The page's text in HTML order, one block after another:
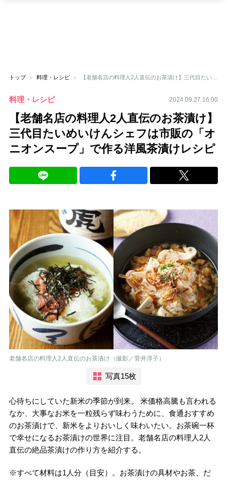
トップ 料理・レシピ 【老舗名店の料理人2人直伝のお茶漬け】三代目たいめいけんシェフは市販の「オニオンスープ」で作る洋風茶漬けレシピ
料理・レシピ 2024.09.27 16:00
【老舗名店の料理人2人直伝のお茶漬け】
三代目たいめいけんシェフは市販の「オ
ニオンスープ」で作る洋風茶漬けレシピ
老舗名店の料理人2人直伝のお茶漬け（撮影／菅井淳子）
写真15枚
心待ちにしていた新米の季節が到来。 米価格高騰も言われる
なか、大事なお米を一粒残らず味わうために、食通おすすめ
のお茶漬けで、新米をよりおいしく味わいたい。お茶碗一杯
で幸せになるお茶漬けの世界に注目。老舗名店の料理人2人
直伝の絶品茶漬けの作り方を紹介する。
※すべて材料は1人分（目安）。お茶漬けの具材やお茶、だ